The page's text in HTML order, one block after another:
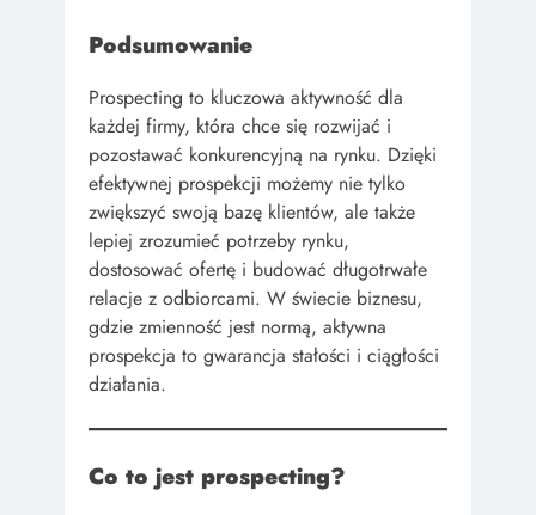
Podsumowanie
Prospecting to kluczowa aktywność dla
każdej firmy, która chce się rozwijać i
pozostawać konkurencyjną na rynku. Dzięki
efektywnej prospekcji możemy nie tylko
zwiększyć swoją bazę klientów, ale także
lepiej zrozumieć potrzeby rynku,
dostosować ofertę i budować długotrwałe
relacje z odbiorcami. W świecie biznesu,
gdzie zmienność jest normą, aktywna
prospekcja to gwarancja stałości i ciągłości
działania.
Co to jest prospecting?